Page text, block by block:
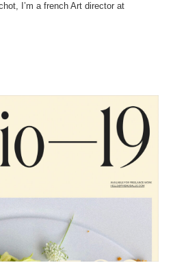
I’m a french Art director at